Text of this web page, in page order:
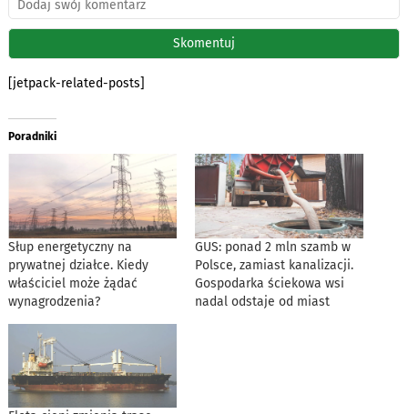
[jetpack-related-posts]
Poradniki
Słup energetyczny na
prywatnej działce. Kiedy
właściciel może żądać
wynagrodzenia?
GUS: ponad 2 mln szamb w
Polsce, zamiast kanalizacji.
Gospodarka ściekowa wsi
nadal odstaje od miast